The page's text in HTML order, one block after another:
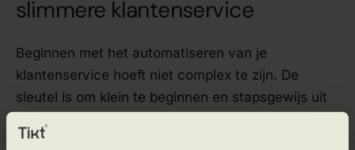
slimmere klantenservice
Beginnen met het automatiseren van je
klantenservice hoeft niet complex te zijn. De
sleutel is om klein te beginnen en stapsgewijs uit
klantvragen. Identificeer de top 5 meest gestelde